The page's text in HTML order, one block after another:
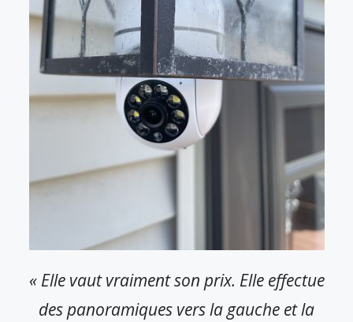
« Elle vaut vraiment son prix. Elle effectue
des panoramiques vers la gauche et la